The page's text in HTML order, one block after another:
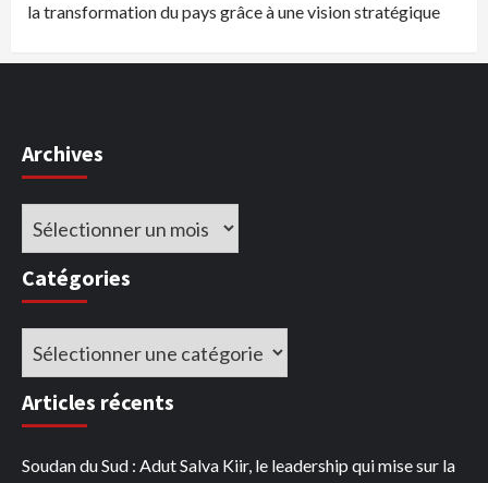
la transformation du pays grâce à une vision stratégique
Archives
Archives
Catégories
Catégories
Articles récents
Soudan du Sud : Adut Salva Kiir, le leadership qui mise sur la